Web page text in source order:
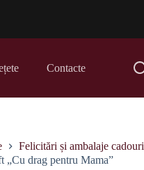
Contacte
Felicitări și ambalaje cadouri
„Cu drag pentru Mama”